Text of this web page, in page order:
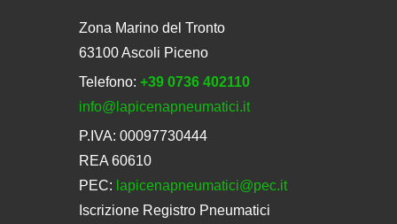
Zona Marino del Tronto
63100 Ascoli Piceno
Telefono: +39 0736 402110
info@lapicenapneumatici.it
P.IVA: 00097730444
REA 60610
PEC: lapicenapneumatici@pec.it
Iscrizione Registro Pneumatici